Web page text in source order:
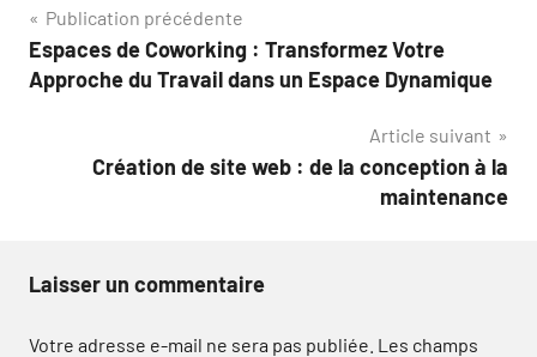
Navigation
de
Publication précédente
Espaces de Coworking : Transformez Votre
Approche du Travail dans un Espace Dynamique
Article suivant
Création de site web : de la conception à la
maintenance
Laisser un commentaire
Votre adresse e-mail ne sera pas publiée. Les champs